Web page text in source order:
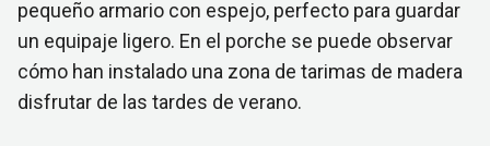
pequeño armario con espejo, perfecto para guardar
un equipaje ligero. En el porche se puede observar
cómo han instalado una zona de tarimas de madera
disfrutar de las tardes de verano.